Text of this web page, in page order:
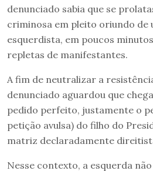
denunciado sabia que se
criminosa em pleito oriundo de
esquerdista, em poucos
repletas de manifestantes.
A fim de neutralizar a
denunciado aguardou que
pedido perfeito, justamente o
petição avulsa) do filho do
matriz declaradamente
Nesse contexto, a esquerda